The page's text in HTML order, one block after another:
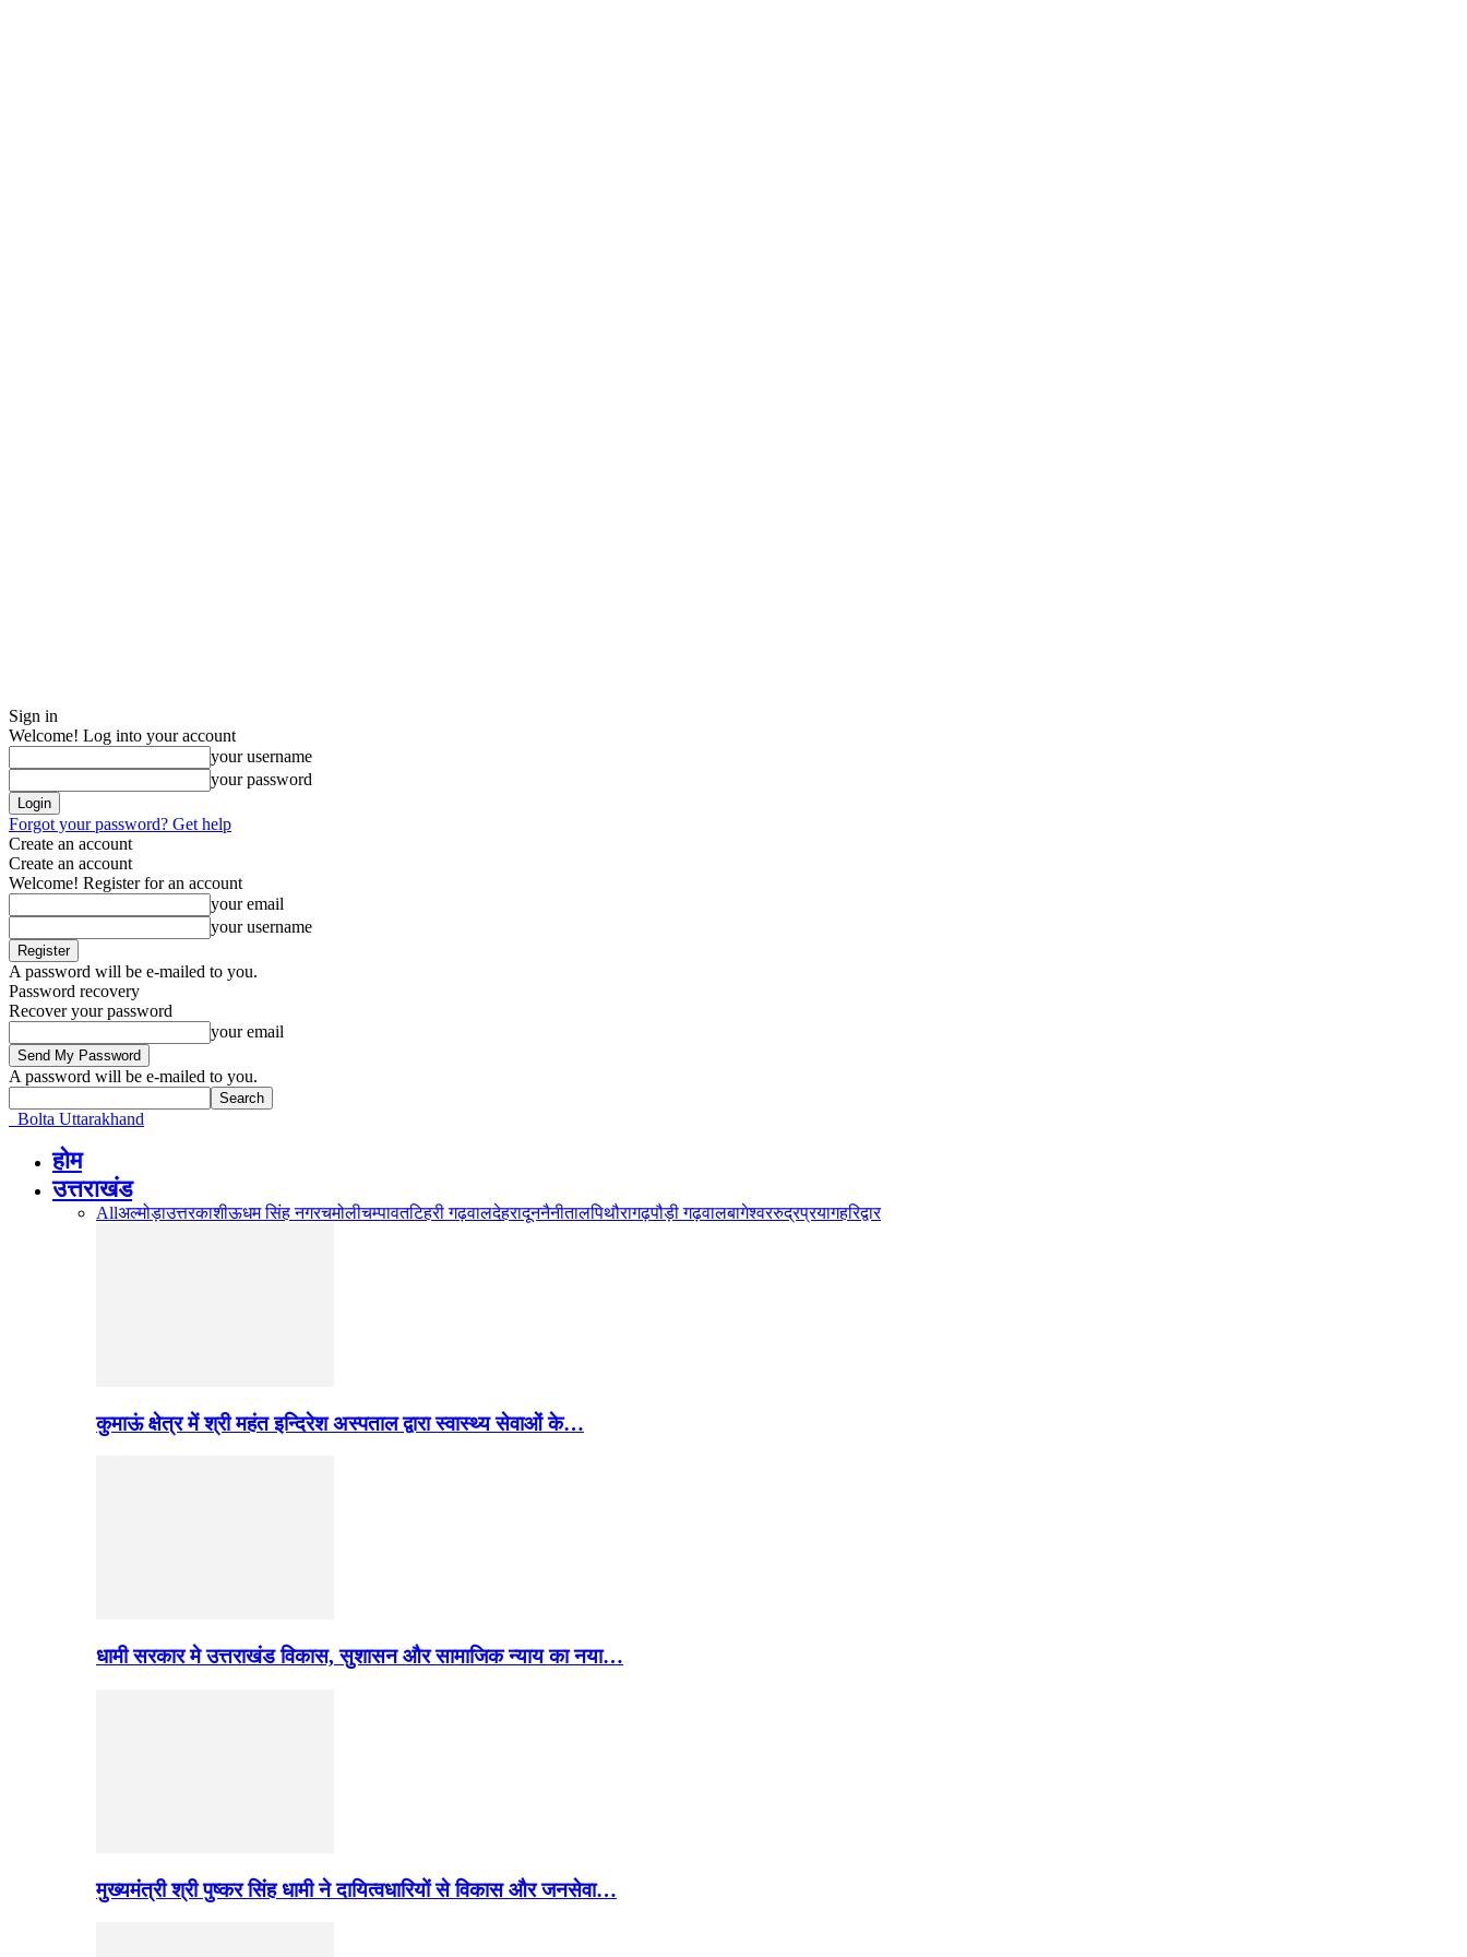
Sign in
Welcome! Log into your account
your username
your password
Forgot your password? Get help
Create an account
Create an account
Welcome! Register for an account
your email
your username
A password will be e-mailed to you.
Password recovery
Recover your password
your email
A password will be e-mailed to you.
Bolta Uttarakhand
होम
उत्तराखंड
Allअल्मोड़ाउत्तरकाशीऊधम सिंह नगरचमोलीचम्पावतटिहरी गढ़वालदेहरादूननैनीतालपिथौरागढ़पौड़ी गढ़वालबागेश्वररुद्रप्रयागहरिद्वार
कुमाऊं क्षेत्र में श्री महंत इन्दिरेश अस्पताल द्वारा स्वास्थ्य सेवाओं के…
धामी सरकार मे उत्तराखंड विकास, सुशासन और सामाजिक न्याय का नया…
मुख्यमंत्री श्री पुष्कर सिंह धामी ने दायित्वधारियों से विकास और जनसेवा…